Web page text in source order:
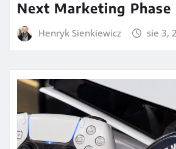
Next Marketing Phase
Henryk Sienkiewicz sie 3,